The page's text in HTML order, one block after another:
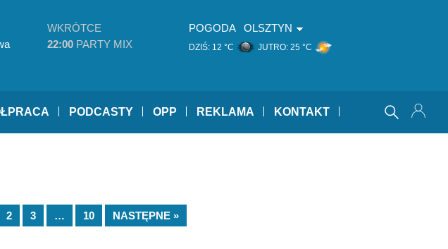
WKRÓTCE
22:00 PARTY MIX
POGODA OLSZTYN
DZIŚ: 12 °C JUTRO: 25 °C
PODCASTY OPP REKLAMA KONTAKT
2 3 … 10 NASTĘPNE »